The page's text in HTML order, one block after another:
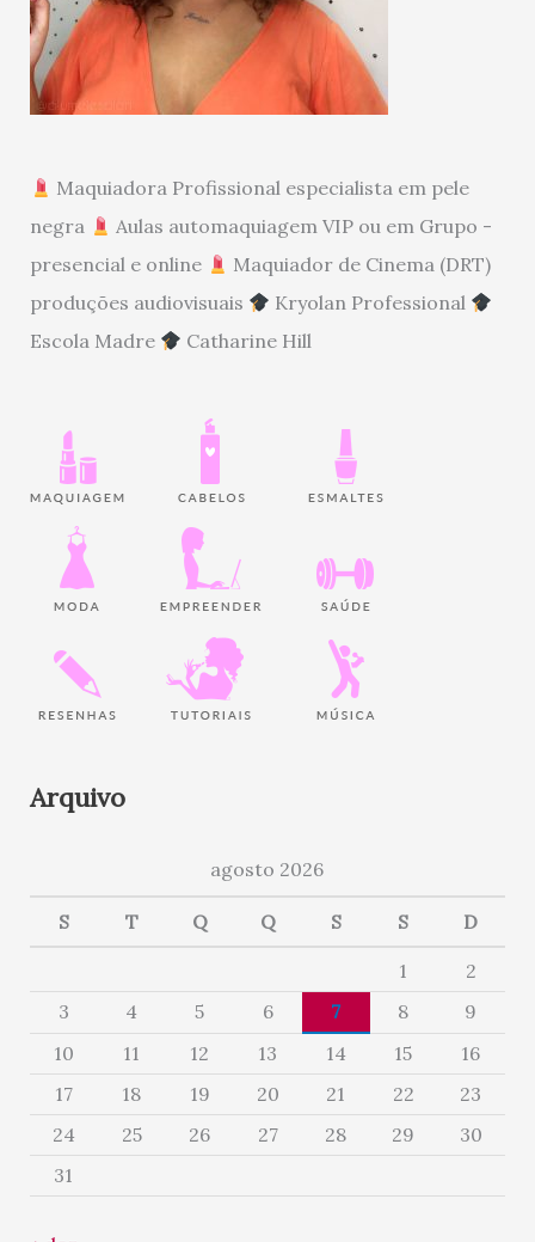
Maquiadora Profissional especialista em pele
negra
Aulas automaquiagem VIP ou em Grupo -
presencial e online
Maquiador de Cinema (DRT)
produções audiovisuais
Kryolan Professional
Escola Madre
Catharine Hill
Arquivo
agosto 2026
S T Q Q S S D
1
2
3
4 5 6 7 8
9
10
11 12 13 14 15
16
17
18 19 20 21 22
23
24
25 26 27 28 29
30
31